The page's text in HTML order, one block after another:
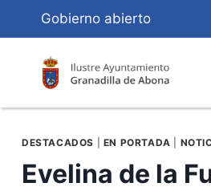
Contenido
Gobierno abierto
DESTACADOS EN PORTADA
Evelina de la